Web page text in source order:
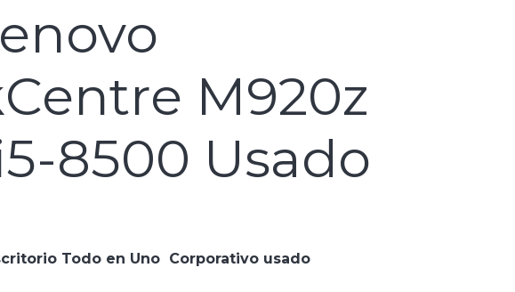
M920z
8500 Usado
Todo en Uno Corporativo usado